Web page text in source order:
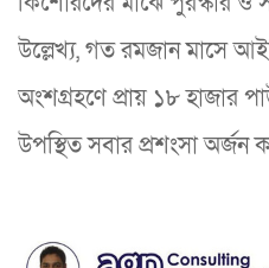
উল্লেখ্য, গত রমজান মাসে
অংশগ্রহণে প্রায় ১৮ হাজার
উপস্থিত সবার প্রশংসা অর্জন